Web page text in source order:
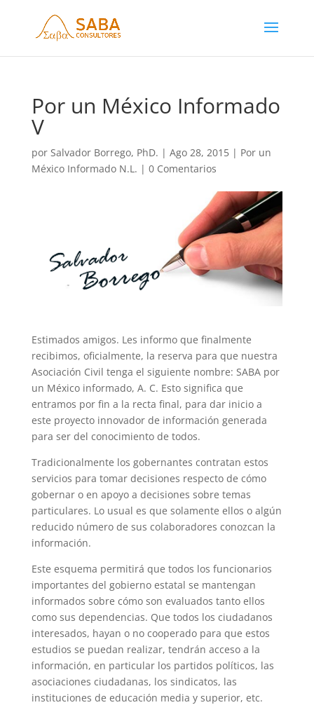
Por un México Informado
V
por Salvador Borrego, PhD. | Ago 28, 2015| Por un
México Informado N.L. | 0 Comentarios
Estimados amigos. Les informo que finalmente
recibimos, oficialmente, la reserva para que nuestra
Asociación Civil tenga el siguiente nombre: SABA por
un México informado, A. C. Esto significa que
entramos por fin a la recta final, para dar inicio a
este proyecto innovador de información generada
para ser del conocimiento de todos.
Tradicionalmente los gobernantes contratan estos
servicios para tomar decisiones respecto de cómo
gobernar o en apoyo a decisiones sobre temas
particulares. Lo usual es que solamente ellos o algún
reducido número de sus colaboradores conozcan la
información.
Este esquema permitirá que todos los funcionarios
importantes del gobierno estatal se mantengan
informados sobre cómo son evaluados tanto ellos
como sus dependencias. Que todos los ciudadanos
interesados, hayan o no cooperado para que estos
estudios se puedan realizar, tendrán acceso a la
información, en particular los partidos políticos, las
asociaciones ciudadanas, los sindicatos, las
instituciones de educación media y superior, etc.